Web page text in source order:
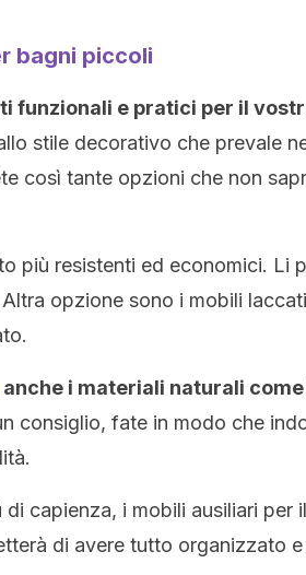
bagni piccoli
funzionali e pratici per il
stile decorativo che prevale
così tante opzioni che non
più resistenti ed economici. Li
opzione sono i mobili
anche i materiali naturali
consiglio, fate in modo che
capienza, i mobili ausiliari per
di avere tutto organizzato